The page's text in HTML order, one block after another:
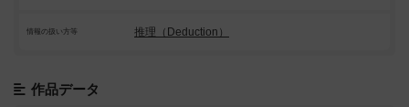
情報の扱い方等 推理（Deduction）
作品データ